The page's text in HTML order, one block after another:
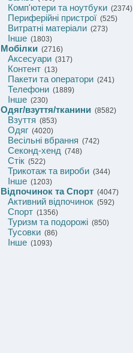
Комп'ютери та ноутбуки (2374)
Периферійні пристрої (525)
Витратні матеріали (273)
Інше (1803)
Мобілки (2716)
Аксесуари (317)
Контент (13)
Пакети та оператори (241)
Телефони (1889)
Інше (230)
Одяг/взуття/тканини (8582)
Взуття (853)
Одяг (4020)
Весільні вбрання (742)
Секонд-хенд (748)
Стік (522)
Трикотаж та вироби (344)
Інше (1203)
Відпочинок та Спорт (4047)
Активний відпочинок (592)
Спорт (1356)
Туризм та подорожі (850)
Тусовки (86)
Інше (1093)